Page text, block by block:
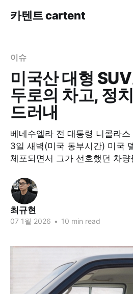
카텐트 cartent
이슈
미국산 대형
두로의 차고, 정
드러내
베네수엘라 전 대통령 니콜라
3일 새벽(미국 동부시간) 미국
체포되면서 그가 선호했던 차
최규현
07 1월 2026 • 10 min read